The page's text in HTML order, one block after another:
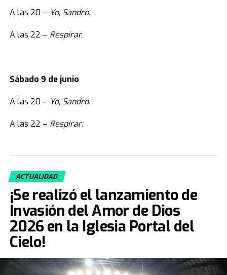
A las 20 – Yo, Sandro.
A las 22 – Respirar.
Sábado 9 de junio
A las 20 – Yo, Sandro.
A las 22 – Respirar.
ACTUALIDAD
¡Se realizó el lanzamiento de
Invasión del Amor de Dios
2026 en la Iglesia Portal del
Cielo!